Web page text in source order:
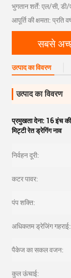
भुगतान शर्तें: एल/सी, डी/
आपूर्ति की क्षमता: प्रति
सबसे
उत्पाद का विवरण
उत्पाद का विवरण
प्रमुखता देना: 16 इंच
मिट्टी रेत ड्रेगिंग नाव
निर्वहन दूरी:
कटर पावर:
पंप शक्ति:
अधिकतम ड्रेजिंग गहराई:
पैकेज का सकल वजन:
कुल ऊंचाई: